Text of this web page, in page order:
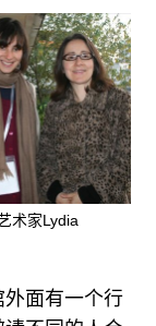
术家Lydia
面有一个行